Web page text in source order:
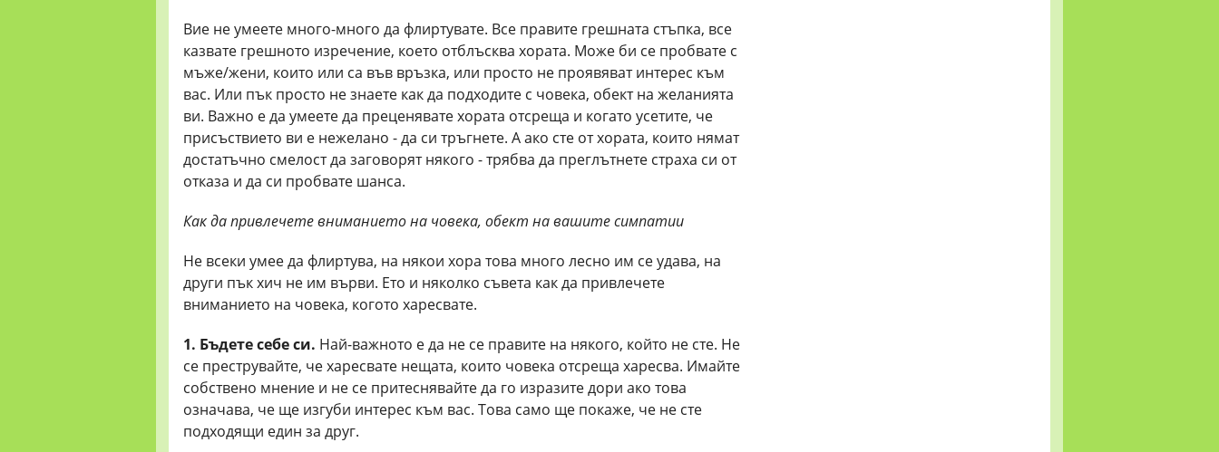
Вие не умеете много-много да флиртувате. Все правите грешната стъпка, все
казвате грешното изречение, което отблъсква хората. Може би се пробвате с
мъже/жени, които или са във връзка, или просто не проявяват интерес към
вас. Или пък просто не знаете как да подходите с човека, обект на желанията
ви. Важно е да умеете да преценявате хората отсреща и когато усетите, че
присъствието ви е нежелано - да си тръгнете. А ако сте от хората, които нямат
достатъчно смелост да заговорят някого - трябва да преглътнете страха си от
отказа и да си пробвате шанса.
Как да привлечете вниманието на човека, обект на вашите симпатии
Не всеки умее да флиртува, на някои хора това много лесно им се удава, на
други пък хич не им върви. Ето и няколко съвета как да привлечете
вниманието на човека, когото харесвате.
1. Бъдете себе си. Най-важното е да не се правите на някого, който не сте. Не
се преструвайте, че харесвате нещата, които човека отсреща харесва. Имайте
собствено мнение и не се притеснявайте да го изразите дори ако това
означава, че ще изгуби интерес към вас. Това само ще покаже, че не сте
подходящи един за друг.